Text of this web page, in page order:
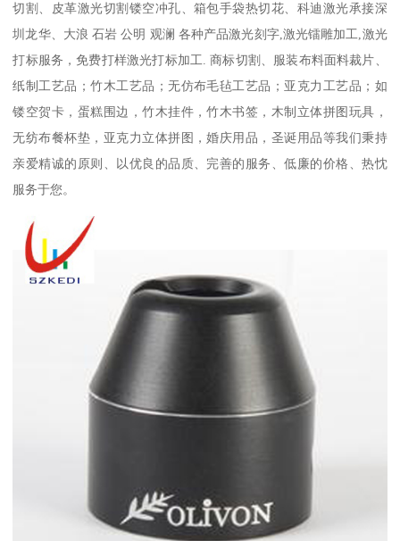
切割、皮革激光切割镂空冲孔、箱包手袋热切花、科迪激光承接深
圳龙华、大浪 石岩 公明 观澜 各种产品激光刻字,激光镭雕加工,激光
打标服务，免费打样激光打标加工. 商标切割、服装布料面料裁片、
纸制工艺品；竹木工艺品；无仿布毛毡工艺品；亚克力工艺品；如
镂空贺卡，蛋糕围边，竹木挂件，竹木书签，木制立体拼图玩具，
无纺布餐杯垫，亚克力立体拼图，婚庆用品，圣诞用品等我们秉持
亲爱精诚的原则、以优良的品质、完善的服务、低廉的价格、热忱
服务于您。